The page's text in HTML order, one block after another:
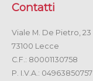
Contatti
Viale M. De Pietro, 23
73100 Lecce
C.F.: 80001130758
P. I.V.A.: 04963850757